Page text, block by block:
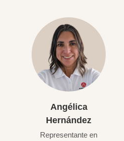
Angélica
Hernández
Representante en